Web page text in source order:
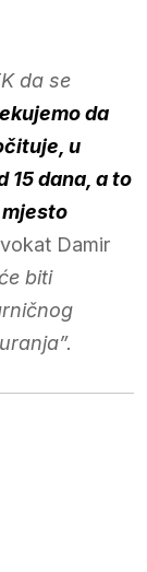
da se
da
u
15 dana, a to
mjesto
Damir
biti